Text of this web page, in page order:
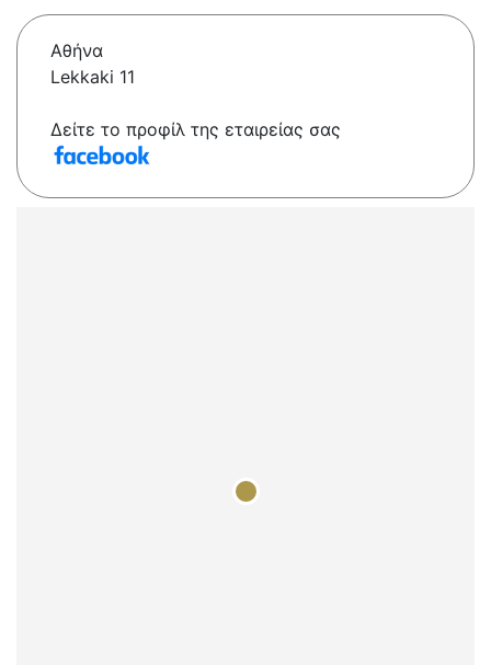
Αθήνα
Lekkaki 11
Δείτε το προφίλ της εταιρείας σας